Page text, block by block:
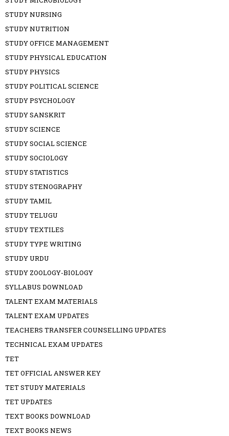
STUDY NURSING
STUDY NUTRITION
STUDY OFFICE MANAGEMENT
STUDY PHYSICAL EDUCATION
STUDY PHYSICS
STUDY POLITICAL SCIENCE
STUDY PSYCHOLOGY
STUDY SANSKRIT
STUDY SCIENCE
STUDY SOCIAL SCIENCE
STUDY SOCIOLOGY
STUDY STATISTICS
STUDY STENOGRAPHY
STUDY TAMIL
STUDY TELUGU
STUDY TEXTILES
STUDY TYPE WRITING
STUDY URDU
STUDY ZOOLOGY-BIOLOGY
SYLLABUS DOWNLOAD
TALENT EXAM MATERIALS
TALENT EXAM UPDATES
TEACHERS TRANSFER COUNSELLING UPDATES
TECHNICAL EXAM UPDATES
TET
TET OFFICIAL ANSWER KEY
TET STUDY MATERIALS
TET UPDATES
TEXT BOOKS DOWNLOAD
TEXT BOOKS NEWS